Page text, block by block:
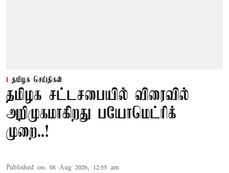
தமிழக செய்திகள்
தமிழக சட்டசபையில் விரைவில்
அறிமுகமாகிறது பயோமெட்ரிக்
முறை..!
Published on: 08 Aug 2026, 12:55 am